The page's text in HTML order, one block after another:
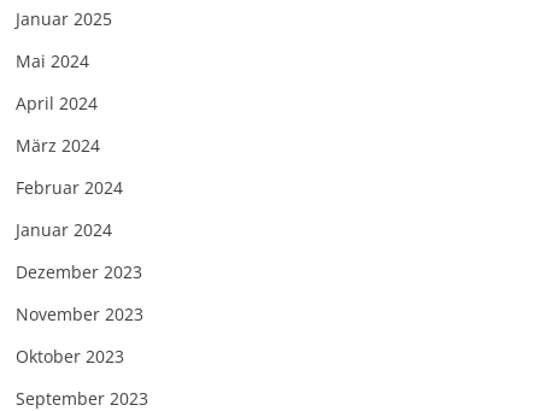
Januar 2025
Mai 2024
April 2024
März 2024
Februar 2024
Januar 2024
Dezember 2023
November 2023
Oktober 2023
September 2023